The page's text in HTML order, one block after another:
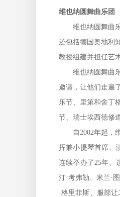
维也纳圆舞曲乐团
维也纳圆舞曲乐
还包括德国奥地利
教授组建并担任艺
维也纳圆舞曲乐
邀请，让他们走遍
乐节、里第和舍丁
节、瑞士埃西德修
自2002年起，维
挥兼小提琴首席、
连续举办了25年。
汀·考弗勒、米兰·
·格里菲斯、服部